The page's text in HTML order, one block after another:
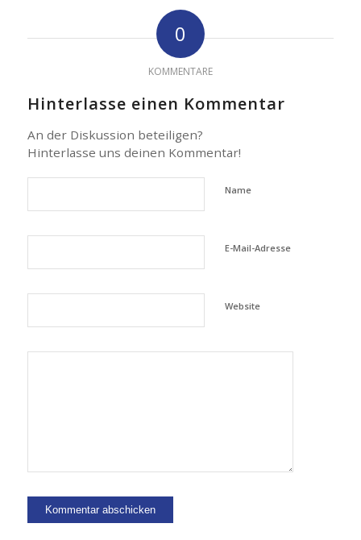
0
KOMMENTARE
Hinterlasse einen Kommentar
An der Diskussion beteiligen?
Hinterlasse uns deinen Kommentar!
Name
E-Mail-Adresse
Website